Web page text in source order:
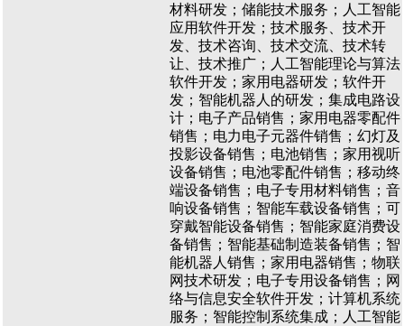
材料研发；储能技术服务；人工智能
应用软件开发；技术服务、技术开
发、技术咨询、技术交流、技术转
让、技术推广；人工智能理论与算法
软件开发；家用电器研发；软件开
发；智能机器人的研发；集成电路设
计；电子产品销售；家用电器零配件
销售；电力电子元器件销售；幻灯及
投影设备销售；电池销售；家用视听
设备销售；电池零配件销售；移动终
端设备销售；电子专用材料销售；音
响设备销售；智能车载设备销售；可
穿戴智能设备销售；智能家庭消费设
备销售；智能基础制造装备销售；智
能机器人销售；家用电器销售；物联
网技术研发；电子专用设备销售；网
络与信息安全软件开发；计算机系统
服务；智能控制系统集成；人工智能